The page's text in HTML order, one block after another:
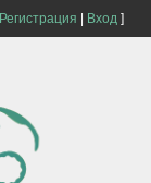
Регистрация Вход]